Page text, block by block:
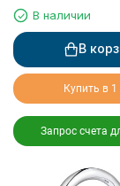
для питьевой
матовый
В наличии
В
Купить в 1
Запрос счета